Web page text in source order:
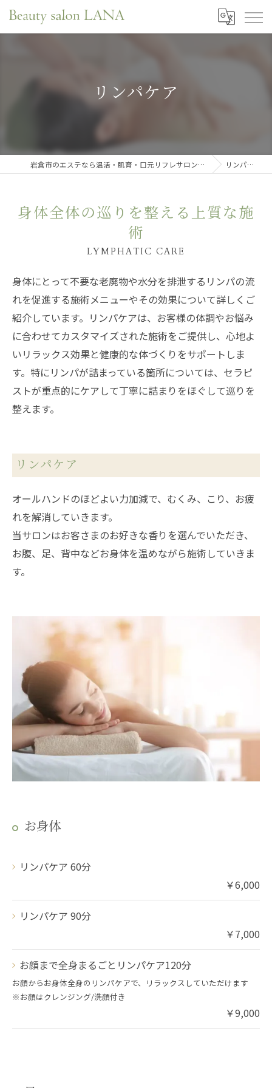
リンパケア
岩倉市のエステなら温活・肌育・口元リフレサロンLANA リンパケア
身体全体の巡りを整える上質な施
術
LYMPHATIC CARE
身体にとって不要な老廃物や水分を排泄するリンパの流
れを促進する施術メニューやその効果について詳しくご
紹介しています。リンパケアは、お客様の体調やお悩み
に合わせてカスタマイズされた施術をご提供し、心地よ
いリラックス効果と健康的な体づくりをサポートしま
す。特にリンパが詰まっている箇所については、セラピ
ストが重点的にケアして丁寧に詰まりをほぐして巡りを
整えます。
リンパケア
オールハンドのほどよい力加減で、むくみ、こり、お疲
れを解消していきます。
当サロンはお客さまのお好きな香りを選んでいただき、
お腹、足、背中などお身体を温めながら施術していきま
す。
お身体
リンパケア 60分
￥6,000
リンパケア 90分
￥7,000
お顔まで全身まるごとリンパケア120分
お顔からお身体全身のリンパケアで、リラックスしていただけます
※お顔はクレンジング/洗顔付き
￥9,000